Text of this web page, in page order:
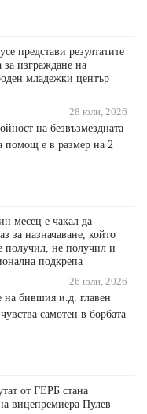
представи резултатите
за изграждане на
младежки център
28 юли, 2026
на безвъзмездната
помощ е в размер на 2
месец е чакал да
за назначаване, който
получил, не получил и
подкрепа
26 юли, 2026
на бившия и.д. главен
самотен в борбата
от ГЕРБ стана
вицепремиера Пулев